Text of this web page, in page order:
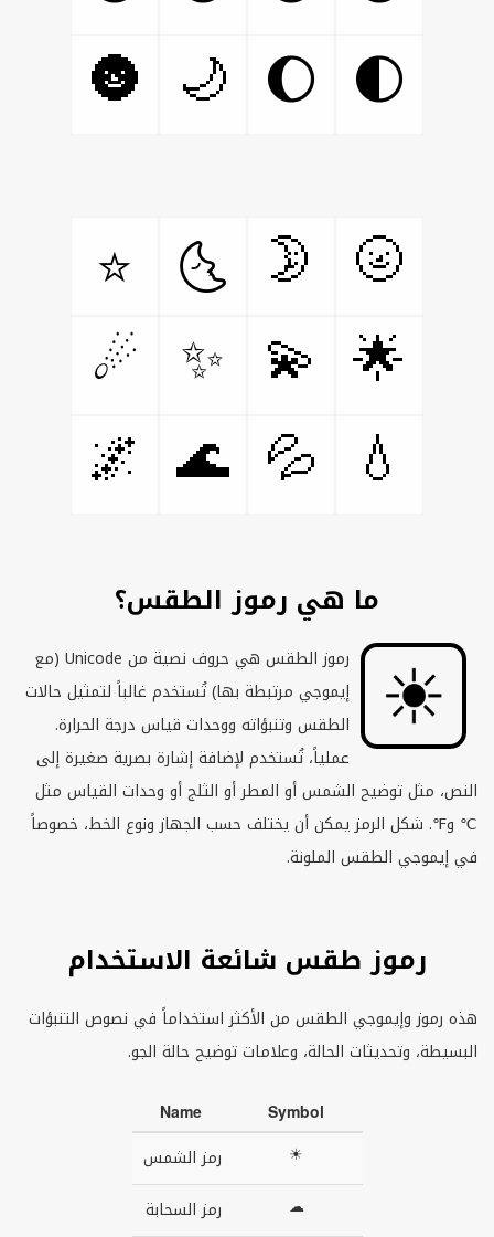
🌓
🌔
🌙
🌚
🌝
🌛
🌜
⭐
🌟
💫
✨
☄
💧
💦
🌊
🌌
ما هي رموز الطقس؟
رموز الطقس هي حروف نصية من Unicode (مع
إيموجي مرتبطة بها) تُستخدم غالباً لتمثيل حالات
الطقس وتنبؤاته ووحدات قياس درجة الحرارة.
عملياً، تُستخدم لإضافة إشارة بصرية صغيرة إلى
النص، مثل توضيح الشمس أو المطر أو الثلج أو وحدات القياس مثل
℃ و℉. شكل الرمز يمكن أن يختلف حسب الجهاز ونوع الخط، خصوصاً
في إيموجي الطقس الملونة.
رموز طقس شائعة الاستخدام
هذه رموز وإيموجي الطقس من الأكثر استخداماً في نصوص التنبؤات
البسيطة، وتحديثات الحالة، وعلامات توضيح حالة الجو.
Symbol
Name
☀
رمز الشمس
☁ رمز السحابة